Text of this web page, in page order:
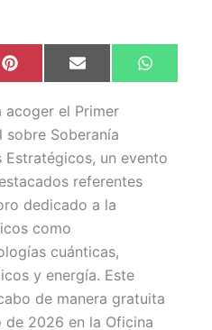
Compartir
en
P
i
t
e
r
e
s
Compartir
en
E
m
i
l
en
W
h
p
acoger el Primer
sobre Soberanía
un evento
referentes
dedicado a la
como
cuánticas,
y energía. Este
de manera gratuita
de 2026 en la Oficina